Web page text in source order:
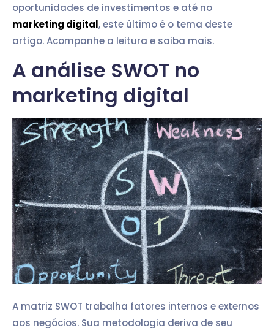
oportunidades de investimentos e até no
marketing digital, este último é o tema deste
artigo. Acompanhe a leitura e saiba mais.
A análise SWOT no
marketing digital
A matriz SWOT trabalha fatores internos e externos
aos negócios. Sua metodologia deriva de seu